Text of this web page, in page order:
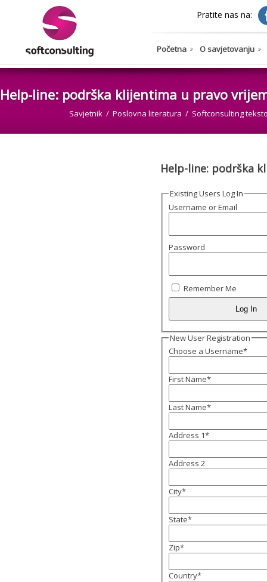
Pratite nas na:
Početna O savjetovanju
Help-line: podrška klijentima u pravo
Savjetnik Poslovna literatura Softconsulting
Help-line: podrška
Existing Users Log In
Username or Email
Password
Remember Me
New User Registration
Choose a Username*
First Name*
Last Name*
Address 1*
Address 2
City*
State*
Zip*
Country*